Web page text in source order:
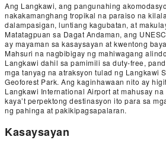
Ang Langkawi, ang pangunahing
nakakamanghang tropikal na paraiso na
dalampasigan, luntiang kagubatan, at
Matatagpuan sa Dagat Andaman, ang
ay mayaman sa kasaysayan at kwentong
Mahsuri na nagbibigay ng mahiwagang
Langkawi dahil sa pamimili sa duty-free,
mga tanyag na atraksyon tulad ng Langkawi
Geoforest Park. Ang kaginhawaan nito ay
Langkawi International Airport at mahusay
kaya’t perpektong destinasyon ito para sa
ng pahinga at pakikipagsapalaran.
Kasaysayan